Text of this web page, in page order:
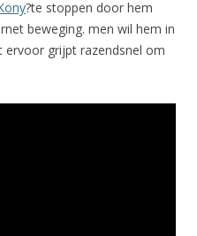
?te stoppen door hem
beweging. men wil hem in
ervoor grijpt razendsnel om